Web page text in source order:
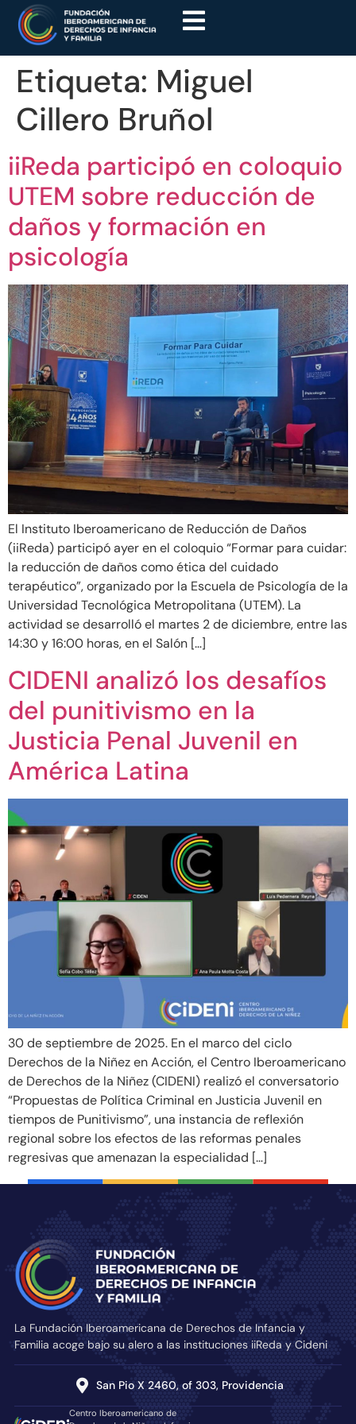
Etiqueta: Miguel
Cillero Bruñol
iiReda participó en coloquio
UTEM sobre reducción de
daños y formación en
psicología
El Instituto Iberoamericano de Reducción de Daños
(iiReda) participó ayer en el coloquio “Formar para cuidar:
la reducción de daños como ética del cuidado
terapéutico”, organizado por la Escuela de Psicología de la
Universidad Tecnológica Metropolitana (UTEM). La
actividad se desarrolló el martes 2 de diciembre, entre las
14:30 y 16:00 horas, en el Salón […]
CIDENI analizó los desafíos
del punitivismo en la
Justicia Penal Juvenil en
América Latina
30 de septiembre de 2025. En el marco del ciclo
Derechos de la Niñez en Acción, el Centro Iberoamericano
de Derechos de la Niñez (CIDENI) realizó el conversatorio
“Propuestas de Política Criminal en Justicia Juvenil en
tiempos de Punitivismo”, una instancia de reflexión
regional sobre los efectos de las reformas penales
regresivas que amenazan la especialidad […]
La Fundación Iberoamericana de Derechos de Infancia y
Familia acoge bajo su alero a las instituciones iiReda y Cideni
San Pio X 2460, of 303, Providencia
Centro Iberoamericano de